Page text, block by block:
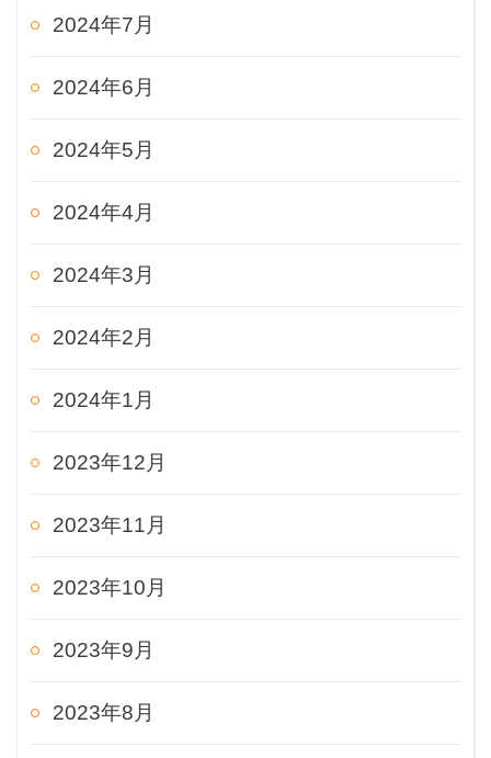
2024年7月
2024年6月
2024年5月
2024年4月
2024年3月
2024年2月
2024年1月
2023年12月
2023年11月
2023年10月
2023年9月
2023年8月